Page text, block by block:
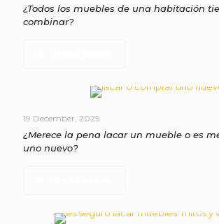
¿Todos los muebles de una habitación
combinar?
19 December, 2025
¿Merece la pena lacar un mueble o es
uno nuevo?